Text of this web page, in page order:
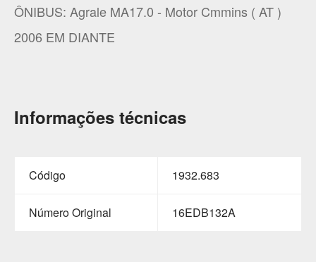
ÔNIBUS: Agrale MA17.0 - Motor Cmmins ( AT )
2006 EM DIANTE
Informações técnicas
Código 1932.683
Número Original 16EDB132A